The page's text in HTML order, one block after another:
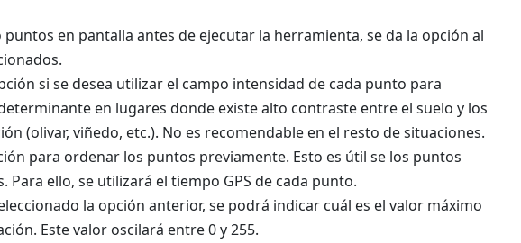
puntos en pantalla antes de ejecutar la herramienta, se da la opción al
si se desea utilizar el campo intensidad de cada punto para
en lugares donde existe alto contraste entre el suelo y los
(olivar, viñedo, etc.). No es recomendable en el resto de situaciones.
para ordenar los puntos previamente. Esto es útil se los puntos
ello, se utilizará el tiempo GPS de cada punto.
la opción anterior, se podrá indicar cuál es el valor máximo
Este valor oscilará entre 0 y 255.